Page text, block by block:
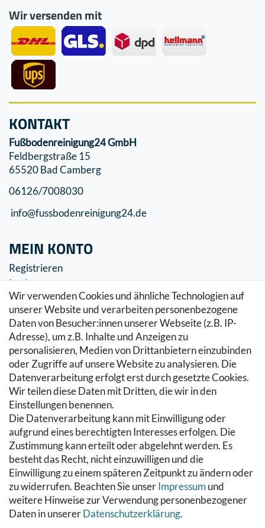
Wir versenden mit
Wir verwenden Cookies und ähnliche Technologien auf
unserer Website und verarbeiten personenbezogene
Daten von Besucher:innen unserer Webseite (z.B. IP-
Adresse), um z.B. Inhalte und Anzeigen zu
personalisieren, Medien von Drittanbietern einzubinden
oder Zugriffe auf unsere Website zu analysieren. Die
Datenverarbeitung erfolgt erst durch gesetzte Cookies.
Wir teilen diese Daten mit Dritten, die wir in den
Einstellungen benennen.
Die Datenverarbeitung kann mit Einwilligung oder
aufgrund eines berechtigten Interesses erfolgen. Die
Zustimmung kann erteilt oder abgelehnt werden. Es
besteht das Recht, nicht einzuwilligen und die
Einwilligung zu einem späteren Zeitpunkt zu ändern oder
zu widerrufen. Beachten Sie unserImpressum und
weitere Hinweise zur Verwendung personenbezogener
Daten in unsererDaten­schutz­erklärung.
KONTAKT
Fußbodenreinigung24 GmbH
Feldbergstraße 15
65520 Bad Camberg
06126/7008030
info@fussbodenreinigung24.de
MEIN KONTO
Registrieren
Login
SERVICE
Zahlung & Versand
Warenkorb
Zur Kasse
Hilfe
RECHTLICHES
Kontakt
Datenschutzerklärung
AGB
Impressum
Hinweise zur Batterieentsorgung
Widerrufs­recht